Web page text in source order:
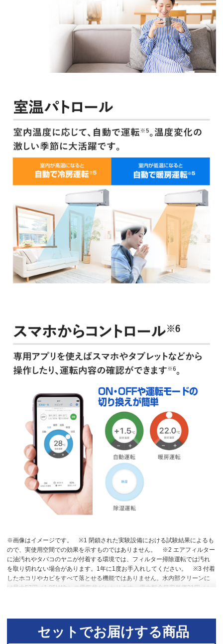
※画像はイメージです。
※1 閉鎖された実験設備における試験結果によるも
ので、実使用空間での効果を示すものではありません。
※2 エアフィルター
に油汚れやタバコのヤニが付着する環境では、フィルター掃除運転では汚れ
を取り切れない場合があります。1年に1度お手入れしてください。
※3 付着
したホコリやカビをすべて落とせる機能ではありません。水内部クリーンに
は最大57円（1.85kWh）の電気代がかかります。電力料金目安単価31円／ｋ
で温度を検知して自動運転を行うため、室内機の設置状況によっては温度を
正確に検知できず、作動しない場合があります。エアコン停止時でも、検知
セットでお届けする商品